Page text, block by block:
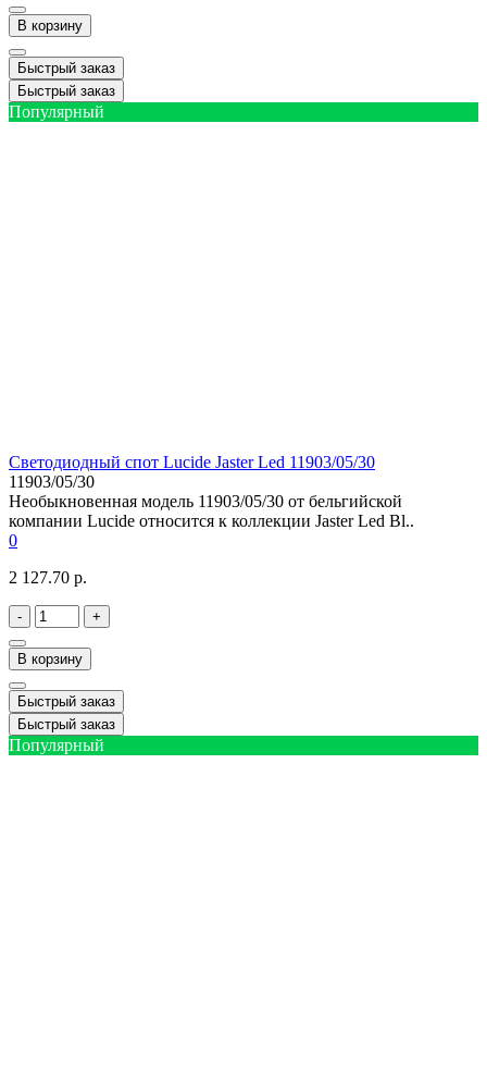
В корзину
Быстрый заказ
Быстрый заказ
Популярный
Светодиодный спот Lucide Jaster Led 11903/05/30
11903/05/30
Необыкновенная модель 11903/05/30 от бельгийской
компании Lucide относится к коллекции Jaster Led Bl..
0
2 127.70 р.
- +
В корзину
Быстрый заказ
Быстрый заказ
Популярный